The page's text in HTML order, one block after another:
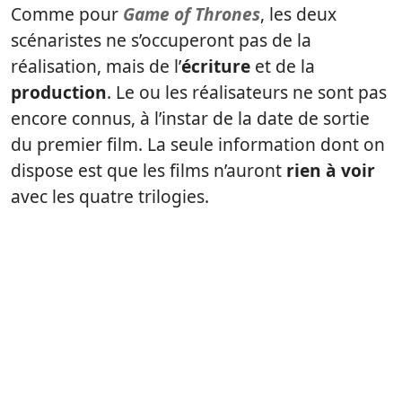
Comme pour Game of Thrones, les deux
scénaristes ne s’occuperont pas de la
réalisation, mais de l’écriture et de la
production. Le ou les réalisateurs ne sont pas
encore connus, à l’instar de la date de sortie
du premier film. La seule information dont on
dispose est que les films n’auront rien à voir
avec les quatre trilogies.